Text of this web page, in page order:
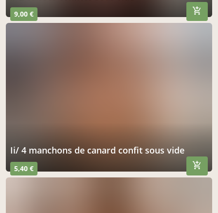
9,00 €
ii/ 4 manchons de canard confit sous vide
5,40 €